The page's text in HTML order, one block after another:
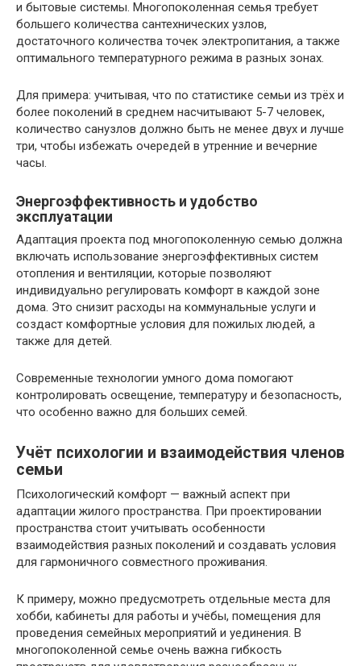
и бытовые системы. Многопоколенная семья требует
большего количества сантехнических узлов,
достаточного количества точек электропитания, а также
оптимального температурного режима в разных зонах.
Для примера: учитывая, что по статистике семьи из трёх и
более поколений в среднем насчитывают 5-7 человек,
количество санузлов должно быть не менее двух и лучше
три, чтобы избежать очередей в утренние и вечерние
часы.
Энергоэффективность и удобство
эксплуатации
Адаптация проекта под многопоколенную семью должна
включать использование энергоэффективных систем
отопления и вентиляции, которые позволяют
индивидуально регулировать комфорт в каждой зоне
дома. Это снизит расходы на коммунальные услуги и
создаст комфортные условия для пожилых людей, а
также для детей.
Современные технологии умного дома помогают
контролировать освещение, температуру и безопасность,
что особенно важно для больших семей.
Учёт психологии и взаимодействия членов
семьи
Психологический комфорт — важный аспект при
адаптации жилого пространства. При проектировании
пространства стоит учитывать особенности
взаимодействия разных поколений и создавать условия
для гармоничного совместного проживания.
К примеру, можно предусмотреть отдельные места для
хобби, кабинеты для работы и учёбы, помещения для
проведения семейных мероприятий и уединения. В
многопоколенной семье очень важна гибкость